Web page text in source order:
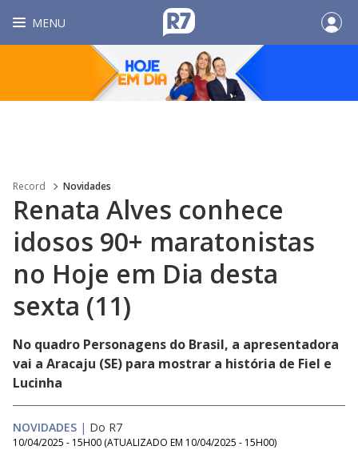
MENU
Record Novidades
Renata Alves conhece
idosos 90+ maratonistas
no Hoje em Dia desta
sexta (11)
No quadro Personagens do Brasil, a apresentadora
vai a Aracaju (SE) para mostrar a história de Fiel e
Lucinha
NOVIDADES | Do R7
10/04/2025 - 15H00 (ATUALIZADO EM 10/04/2025 - 15H00)